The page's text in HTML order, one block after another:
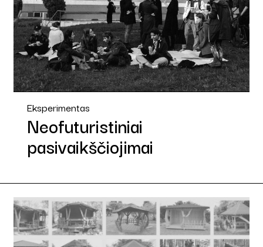
Eksperimentas
Neofuturistiniai
pasivaikščiojimai